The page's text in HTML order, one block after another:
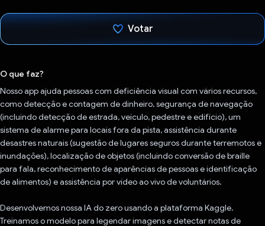
Votar
O que faz?
Nosso app ajuda pessoas com deficiência visual com vários recursos,
como detecção e contagem de dinheiro, segurança de navegação
(incluindo detecção de estrada, veículo, pedestre e edifício), um
sistema de alarme para locais fora da pista, assistência durante
desastres naturais (sugestão de lugares seguros durante terremotos e
inundações), localização de objetos (incluindo conversão de braille
para fala, reconhecimento de aparências de pessoas e identificação
de alimentos) e assistência por vídeo ao vivo de voluntários.
Desenvolvemos nossa IA do zero usando a plataforma Kaggle.
Treinamos o modelo para legendar imagens e detectar notas de